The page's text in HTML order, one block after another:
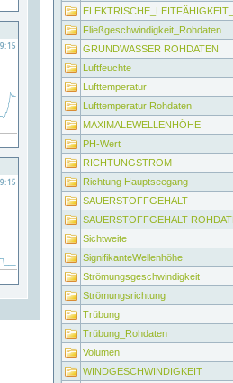
Fließgeschwindigkeit_Rohdaten
GRUNDWASSER ROHDATEN
Luftfeuchte
Lufttemperatur
Lufttemperatur Rohdaten
MAXIMALEWELLENHÖHE
PH-Wert
RICHTUNGSTROM
Richtung Hauptseegang
SAUERSTOFFGEHALT
SAUERSTOFFGEHALT
Sichtweite
SignifikanteWellenhöhe
Strömungsgeschwindigkeit
Strömungsrichtung
Trübung
Trübung_Rohdaten
Volumen
WINDGESCHWINDIGKEIT